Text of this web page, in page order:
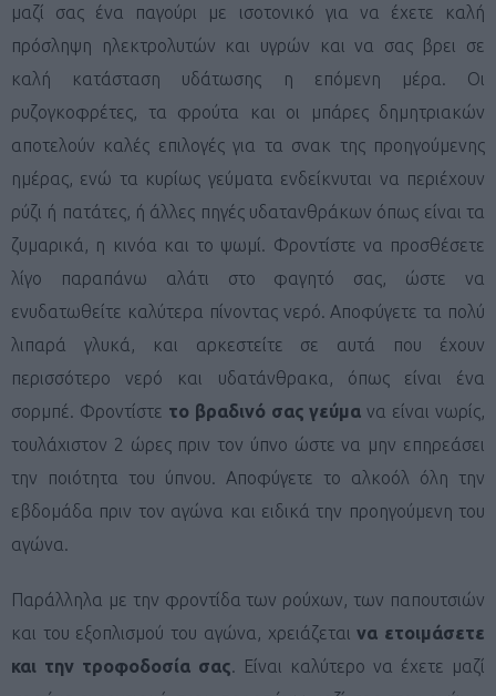
μαζί σας ένα παγούρι με ισοτονικό για να έχετε καλή
πρόσληψη ηλεκτρολυτών και υγρών και να σας βρει σε
καλή κατάσταση υδάτωσης η επόμενη μέρα. Οι
ρυζογκοφρέτες, τα φρούτα και οι μπάρες δημητριακών
αποτελούν καλές επιλογές για τα σνακ της προηγούμενης
ημέρας, ενώ τα κυρίως γεύματα ενδείκνυται να περιέχουν
ρύζι ή πατάτες, ή άλλες πηγές υδατανθράκων όπως είναι τα
ζυμαρικά, η κινόα και το ψωμί. Φροντίστε να προσθέσετε
λίγο παραπάνω αλάτι στο φαγητό σας, ώστε να
ενυδατωθείτε καλύτερα πίνοντας νερό. Αποφύγετε τα πολύ
λιπαρά γλυκά, και αρκεστείτε σε αυτά που έχουν
περισσότερο νερό και υδατάνθρακα, όπως είναι ένα
σορμπέ. Φροντίστε το βραδινό σας γεύμα να είναι νωρίς,
τουλάχιστον 2 ώρες πριν τον ύπνο ώστε να μην επηρεάσει
την ποιότητα του ύπνου. Αποφύγετε το αλκοόλ όλη την
εβδομάδα πριν τον αγώνα και ειδικά την προηγούμενη του
αγώνα.
Παράλληλα με την φροντίδα των ρούχων, των παπουτσιών
και του εξοπλισμού του αγώνα, χρειάζεταινα ετοιμάσετε
και την τροφοδοσία σας. Είναι καλύτερο να έχετε μαζί